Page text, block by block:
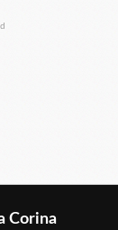
Corina